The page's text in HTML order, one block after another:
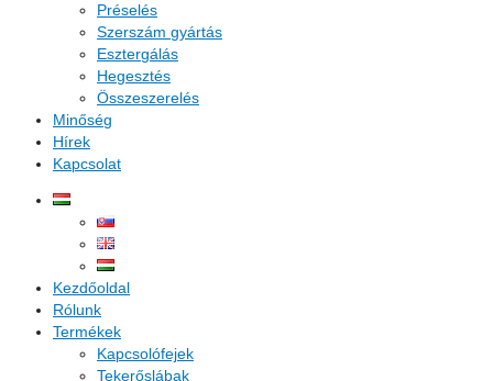
Préselés
Szerszám gyártás
Esztergálás
Hegesztés
Összeszerelés
Minőség
Hírek
Kapcsolat
Kezdőoldal
Rólunk
Termékek
Kapcsolófejek
Tekerőslábak